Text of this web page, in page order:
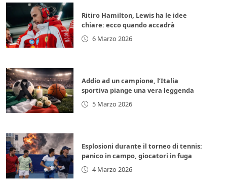
Ritiro Hamilton, Lewis ha le idee
chiare: ecco quando accadrà
6 Marzo 2026
Addio ad un campione, l’Italia
sportiva piange una vera leggenda
5 Marzo 2026
Esplosioni durante il torneo di tennis:
panico in campo, giocatori in fuga
4 Marzo 2026